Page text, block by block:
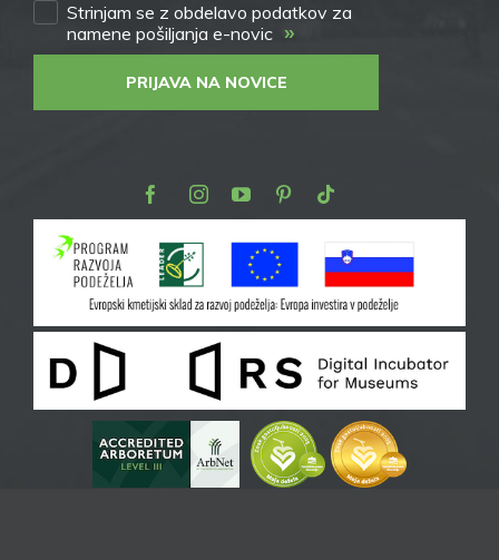
Strinjam se z obdelavo podatkov za
namene pošiljanja e-novic »
PRIJAVA NA NOVICE
FacebookInstagram
YoutubePinterest